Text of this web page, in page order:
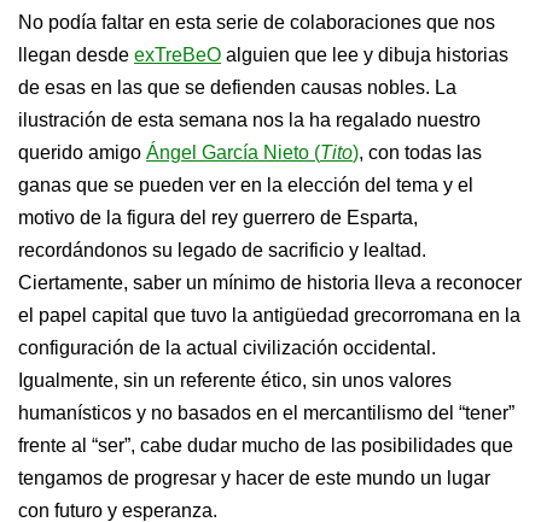
No podía faltar en esta serie de colaboraciones que nos
llegan desde exTreBeO alguien que lee y dibuja historias
de esas en las que se defienden causas nobles. La
ilustración de esta semana nos la ha regalado nuestro
querido amigo Ángel García Nieto (Tito), con todas las
ganas que se pueden ver en la elección del tema y el
motivo de la figura del rey guerrero de Esparta,
recordándonos su legado de sacrificio y lealtad.
Ciertamente, saber un mínimo de historia lleva a reconocer
el papel capital que tuvo la antigüedad grecorromana en la
configuración de la actual civilización occidental.
Igualmente, sin un referente ético, sin unos valores
humanísticos y no basados en el mercantilismo del “tener”
frente al “ser”, cabe dudar mucho de las posibilidades que
tengamos de progresar y hacer de este mundo un lugar
con futuro y esperanza.